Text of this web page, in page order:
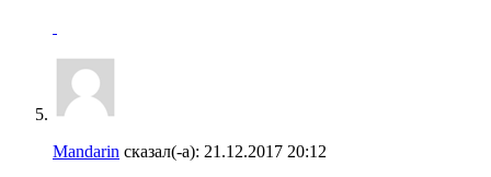
Mandarin сказал(-а): 21.12.2017 20:12